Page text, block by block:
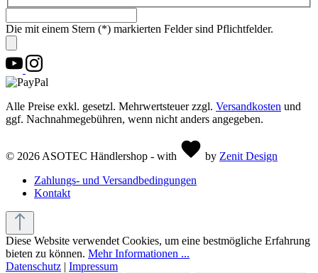
Die mit einem Stern (*) markierten Felder sind Pflichtfelder.
Alle Preise exkl. gesetzl. Mehrwertsteuer zzgl. Versandkosten und
ggf. Nachnahmegebühren, wenn nicht anders angegeben.
© 2026 ASOTEC Händlershop - with by Zenit Design
Zahlungs- und Versandbedingungen
Kontakt
Diese Website verwendet Cookies, um eine bestmögliche Erfahrung
bieten zu können. Mehr Informationen ...
Datenschutz | Impressum